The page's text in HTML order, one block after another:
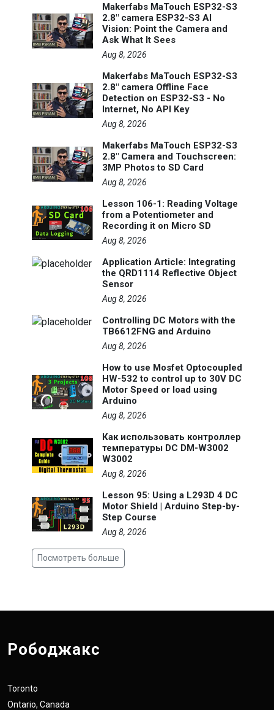
Makerfabs MaTouch ESP32-S3
2.8" camera ESP32-S3 AI
Vision: Point the Camera and
Ask What It Sees
Aug 8, 2026
Makerfabs MaTouch ESP32-S3
2.8" camera Offline Face
Detection on ESP32-S3 - No
Internet, No API Key
Aug 8, 2026
Makerfabs MaTouch ESP32-S3
2.8" Camera and Touchscreen:
3MP Photos to SD Card
Aug 8, 2026
Lesson 106-1: Reading Voltage
from a Potentiometer and
Recording it on Micro SD
Aug 8, 2026
Application Article: Integrating
the QRD1114 Reflective Object
Sensor
Aug 8, 2026
Controlling DC Motors with the
TB6612FNG and Arduino
Aug 8, 2026
How to use Mosfet Optocoupled
HW-532 to control up to 30V DC
Motor Speed or load using
Arduino
Aug 8, 2026
Как использовать контроллер
температуры DC DM-W3002
W3002
Aug 8, 2026
Lesson 95: Using a L293D 4 DC
Motor Shield | Arduino Step-by-
Step Course
Aug 8, 2026
Посмотреть больше
Рободжакс
Toronto
Ontario, Canada